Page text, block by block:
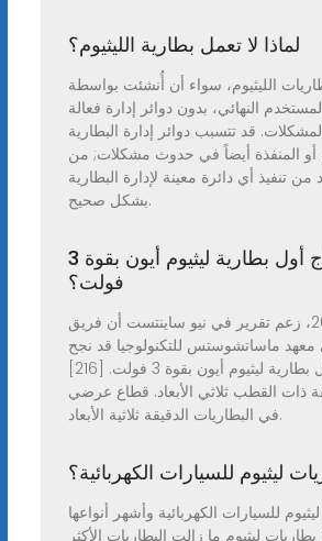
لماذا لا تعمل بطارية الليثيوم؟
الليثيوم، سواء أن أُنشئت بواسطة
المستخدم النهائي، بدون دوائر إدارة فعالة
قد تتسبب دوائر إدارة البطارية
أو المنفذة أيضاً في حدوث مشكلات; من
من تنفيذ أي دائرة معينة لإدارة البطارية
بشكل صحيح.
متى تم إنتاج أول بطارية ليثيوم أيون بقوة 3
فولت؟
في أبريل 2009، زعم تقرير في نيو ساينتست أن فريق
معهد ماساتشوستس للتكنولوجيا قد نجح
ذات القطب ثلاثي الأبعاد. قطاع عرضي
في البطاريات الدقيقة ثلاثية الأبعاد.
ليثيوم للسيارات الكهربائية؟
للسيارات الكهربائية وأشهر أنواعها
ليثيوم ما زالت البطاريات الأكثر